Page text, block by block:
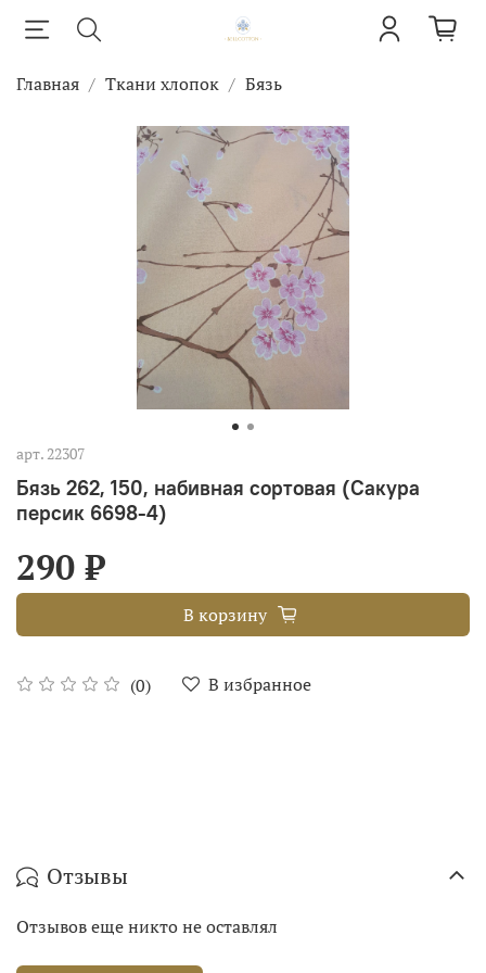
Главная Ткани хлопок Бязь
арт. 22307
Бязь 262, 150, набивная сортовая (Сакура
персик 6698-4)
(0) В избранное
290 ₽
В корзину
Отзывы
Отзывов еще никто не оставлял